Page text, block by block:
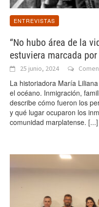
ENTREVISTAS
“No hubo área de la
estuviera marcada
25 junio, 2024
La historiadora María
el océano. Inmigración,
describe cómo fueron los
y qué lugar ocuparon los
comunidad marplatense. [...]